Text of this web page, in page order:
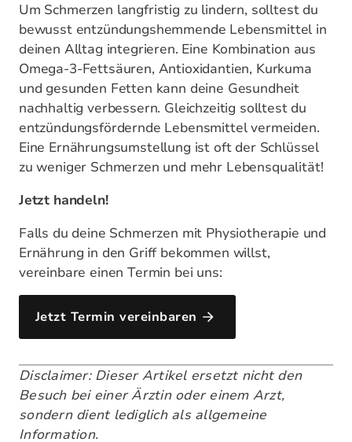
bewusst entzündungshemmende Lebensmittel in
deinen Alltag integrieren. Eine Kombination aus
Omega-3-Fettsäuren, Antioxidantien, Kurkuma
und gesunden Fetten kann deine Gesundheit
nachhaltig verbessern. Gleichzeitig solltest du
entzündungsfördernde Lebensmittel vermeiden.
Eine Ernährungsumstellung ist oft der Schlüssel
zu weniger Schmerzen und mehr Lebensqualität!
Ernährung in den Griff bekommen willst,
vereinbare einen Termin bei uns:
Disclaimer: Dieser Artikel ersetzt nicht den
Besuch bei einer Ärztin oder einem Arzt,
sondern dient lediglich als allgemeine
Information.